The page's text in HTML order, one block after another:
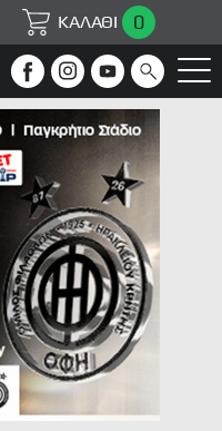
ΚΑΛΑΘΙ 0